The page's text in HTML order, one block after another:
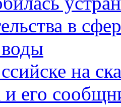
в
на
его